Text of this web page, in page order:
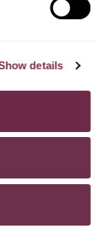
details
/mese i.e.